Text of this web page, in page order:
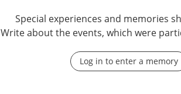
Special experiences and memories
Write about the events, which were
Log in to enter a memory